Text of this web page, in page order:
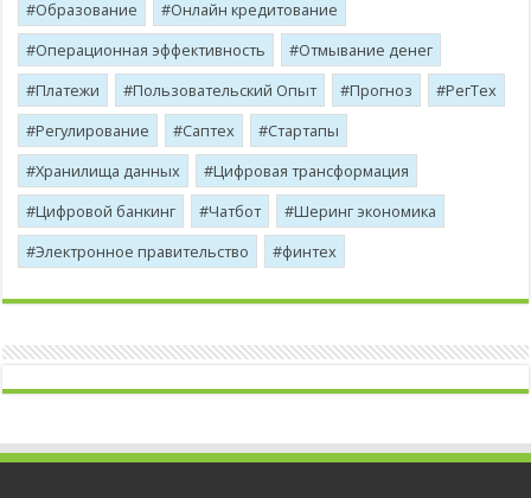
Образование
Онлайн кредитование
Операционная эффективность
Отмывание денег
Платежи
Пользовательский Опыт Прогноз
РегТех
Регулирование
Саптех
Стартапы
Хранилища данных
Цифровая трансформация
Цифровой банкинг
Чатбот
Шеринг экономика
Электронное правительство
финтех